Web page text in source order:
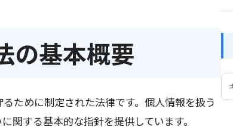
の基本概要
ために制定された法律です。個人情報を扱う
関する基本的な指針を提供しています。